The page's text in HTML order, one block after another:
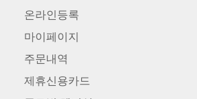
온라인등록
마이페이지
주문내역
제휴신용카드